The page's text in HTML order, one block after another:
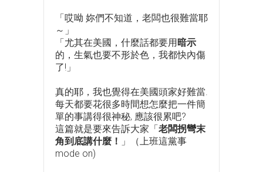
「哎呦 妳們不知道，老闆也很難當耶
～」
「尤其在美國，什麼話都要用 暗示
的，生氣也要不形於色，我都快內傷
了!」
真的耶，我也覺得在美國頭家好難當.
每天都要花很多時間想怎麼把一件簡
單的事講得很神秘, 應該很累吧?
這篇就是要來告訴大家「 老闆拐彎末
角到底講什麼！
」（上班這黨事
mode on)